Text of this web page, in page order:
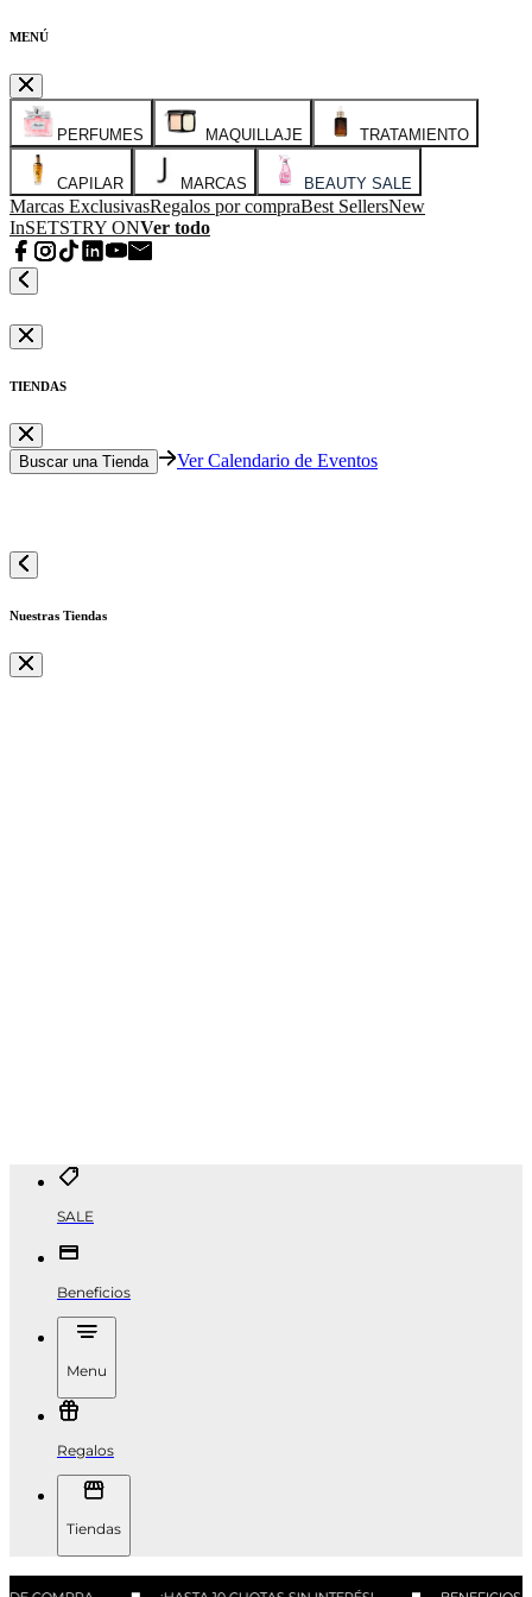
MENÚ
PERFUMES MAQUILLAJE TRATAMIENTO
CAPILAR MARCAS BEAUTY SALE
Marcas ExclusivasRegalos por compraBest SellersNew
InSETSTRY ONVer todo
TIENDAS
Buscar una Tienda Ver Calendario de Eventos
Nuestras Tiendas
SALE
Beneficios
Menu
Regalos
Tiendas